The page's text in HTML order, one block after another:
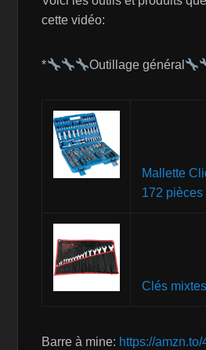
cette vidéo:
* Outillage général
Mallette
172 pièces
Clés
Barre à mine: https://